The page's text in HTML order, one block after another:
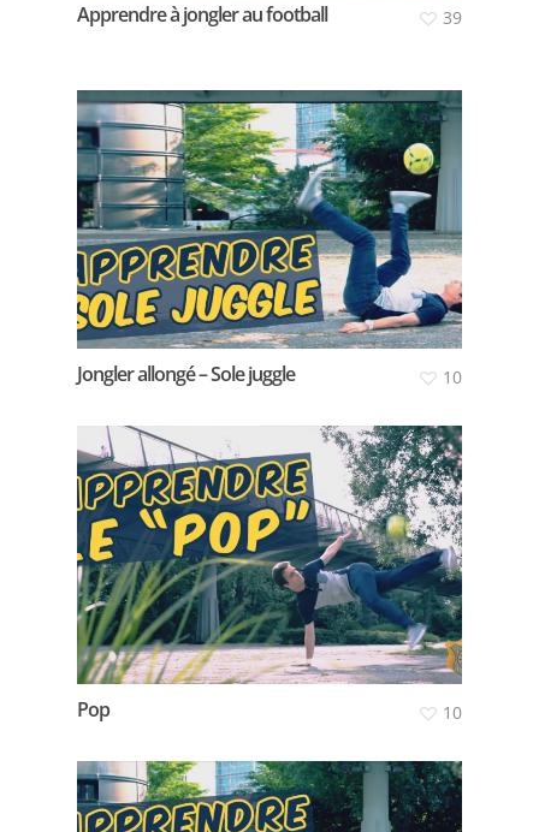
Apprendre à jongler au football 39
Jongler allongé – Sole juggle 10
Pop 10